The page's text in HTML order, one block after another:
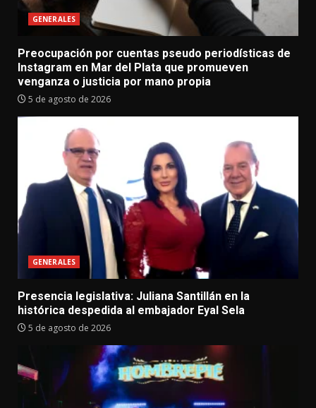
GENERALES
Preocupación por cuentas pseudo periodísticas de
Instagram en Mar del Plata que promueven
venganza o justicia por mano propia
5 de agosto de 2026
GENERALES
Presencia legislativa: Juliana Santillán en la
histórica despedida al embajador Eyal Sela
5 de agosto de 2026